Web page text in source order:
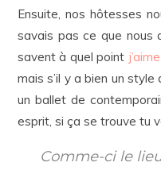
Ensuite, nos hôtesses
savais pas ce que nous
savent à quel point
mais s’il y a bien un
un ballet de
esprit, si ça se trouve tu
Comme-ci le